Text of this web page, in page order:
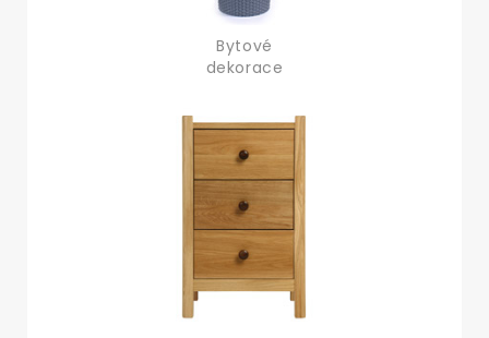
Bytové
dekorace